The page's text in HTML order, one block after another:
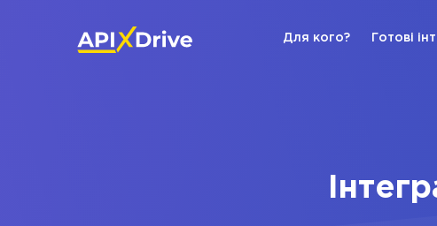
Для кого? Готові